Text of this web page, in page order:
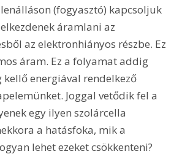
(fogyasztó) kapcsoljuk
áramlani az
az elektronhiányos részbe. Ez
áram. Ez a folyamat addig
energiával rendelkező
Joggal vetődik fel a
egy ilyen szolárcella
a hatásfoka, mik a
lehet ezeket csökkenteni?